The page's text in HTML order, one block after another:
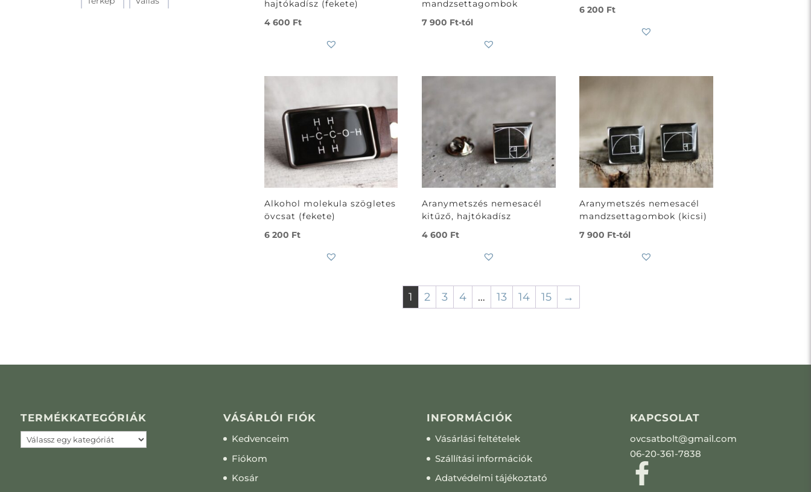
hajtókadísz (fekete)
4 600 Ft
mandzsettagombok
7 900 Ft-tól
6 200 Ft
Alkohol molekula szögletes
övcsat (fekete)
6 200 Ft
Aranymetszés nemesacél
kitűző, hajtókadísz
4 600 Ft
Aranymetszés nemesacél
mandzsettagombok (kicsi)
7 900 Ft-tól
1 2 3 4 … 13 14 15 →
TERMÉKKATEGÓRIÁK VÁSÁRLÓI FIÓK
Kedvenceim
Fiókom
Kosár
INFORMÁCIÓK
Vásárlási feltételek
Szállítási információk
Adatvédelmi tájékoztató
KAPCSOLAT
ovcsatbolt@gmail.com
06-20-361-7838